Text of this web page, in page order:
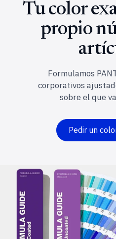
Tu color
propio
Formulamos
corporativos
sobre el que
Pedir un